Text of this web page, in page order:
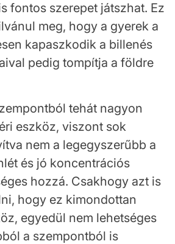
fontos szerepet játszhat. Ez
meg, hogy a gyerek a
kapaszkodik a billenés
pedig tompítja a földre
tehát nagyon
eszköz, viszont sok
nem a legegyszerűbb a
és jó koncentrációs
hozzá. Csakhogy azt is
hogy ez kimondottan
egyedül nem lehetséges
a szempontból is